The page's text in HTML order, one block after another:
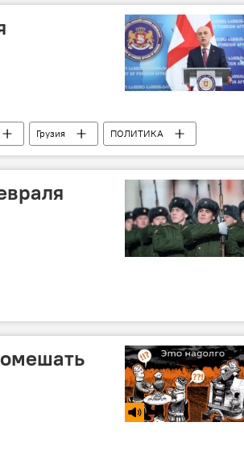
Грузия
ПОЛИТИКА
Эвакуация